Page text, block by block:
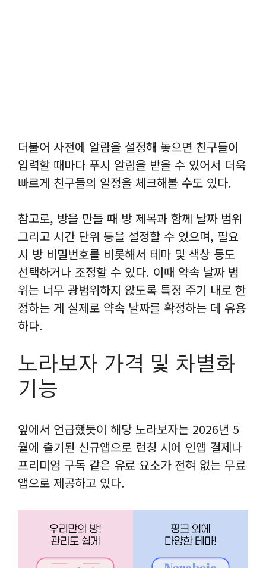
더불어 사전에 알람을 설정해 놓으면 친구들이
입력할 때마다 푸시 알림을 받을 수 있어서 더욱
빠르게 친구들의 일정을 체크해볼 수도 있다.
참고로, 방을 만들 때 방 제목과 함께 날짜 범위
그리고 시간 단위 등을 설정할 수 있으며, 필요
시 방 비밀번호를 비롯해서 테마 및 색상 등도
선택하거나 조정할 수 있다. 이때 약속 날짜 범
위는 너무 광범위하지 않도록 특정 주기 내로 한
정하는 게 실제로 약속 날짜를 확정하는 데 유용
하다.
노라보자 가격 및 차별화
기능
앞에서 언급했듯이 해당 노라보자는 2026년 5
월에 출기된 신규앱으로 런칭 시에 인앱 결제나
프리미엄 구독 같은 유료 요소가 전혀 없는 무료
앱으로 제공하고 있다.